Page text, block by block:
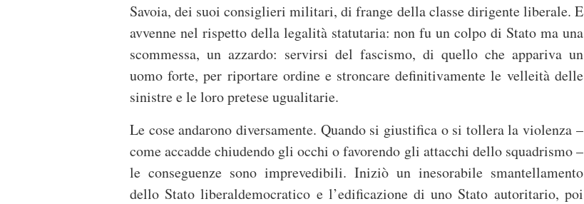
Savoia, dei suoi consiglieri militari, di frange della classe dirigente liberale. E
avvenne nel rispetto della legalità statutaria: non fu un colpo di Stato ma una
scommessa, un azzardo: servirsi del fascismo, di quello che appariva un
uomo forte, per riportare ordine e stroncare definitivamente le velleità delle
sinistre e le loro pretese ugualitarie.
Le cose andarono diversamente. Quando si giustifica o si tollera la violenza –
come accadde chiudendo gli occhi o favorendo gli attacchi dello squadrismo –
le conseguenze sono imprevedibili. Iniziò un inesorabile smantellamento
dello Stato liberaldemocratico e l’edificazione di uno Stato autoritario, poi